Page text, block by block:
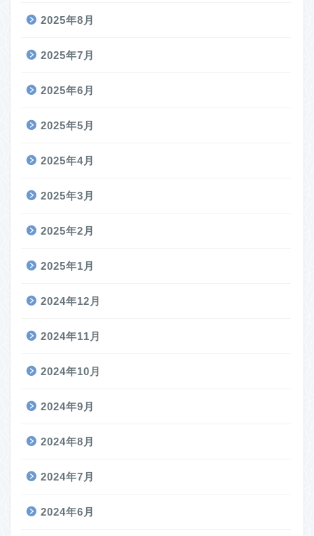
2025年8月
2025年7月
2025年6月
2025年5月
2025年4月
2025年3月
2025年2月
2025年1月
2024年12月
2024年11月
2024年10月
2024年9月
2024年8月
2024年7月
2024年6月